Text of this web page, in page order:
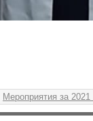
Мероприятия за 2021